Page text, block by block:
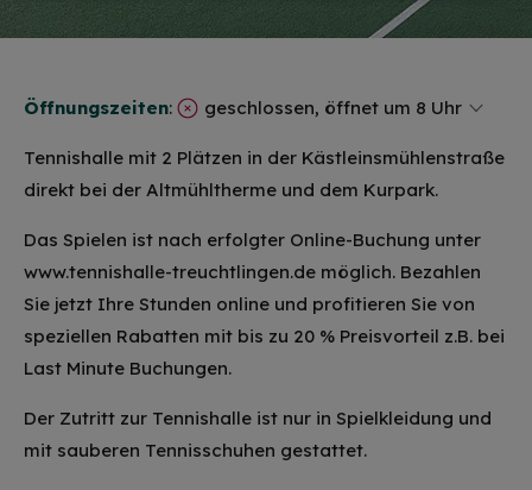
Öffnungszeiten: geschlossen, öffnet um 8 Uhr
Tennishalle mit 2 Plätzen in der Kästleinsmühlenstraße
direkt bei der Altmühltherme und dem Kurpark.
Das Spielen ist nach erfolgter Online-Buchung unter
www.tennishalle-treuchtlingen.de möglich. Bezahlen
Sie jetzt Ihre Stunden online und profitieren Sie von
speziellen Rabatten mit bis zu 20 % Preisvorteil z.B. bei
Last Minute Buchungen.
Der Zutritt zur Tennishalle ist nur in Spielkleidung und
mit sauberen Tennisschuhen gestattet.